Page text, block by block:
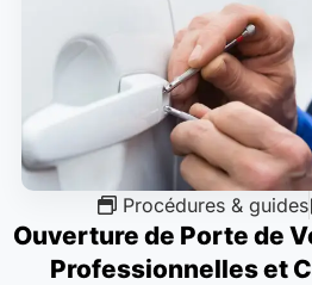
Procédures & guides
Ouverture de Porte de
Professionnelles et